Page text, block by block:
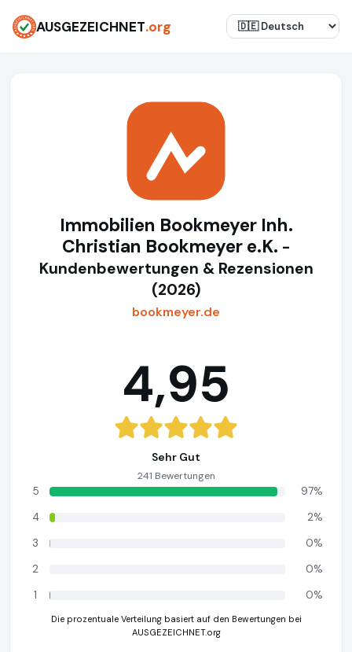
AUSGEZEICHNET.org
Immobilien Bookmeyer Inh.
Christian Bookmeyer e.K. -
Kundenbewertungen & Rezensionen
(2026)
bookmeyer.de
4,95
Sehr Gut
241 Bewertungen
5
97%
4
2%
3
0%
2
0%
1
0%
Die prozentuale Verteilung basiert auf den Bewertungen bei
AUSGEZEICHNET.org